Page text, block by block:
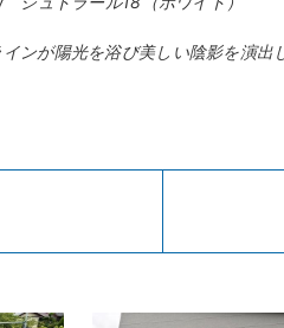
が陽光を浴び美しい陰影を演出